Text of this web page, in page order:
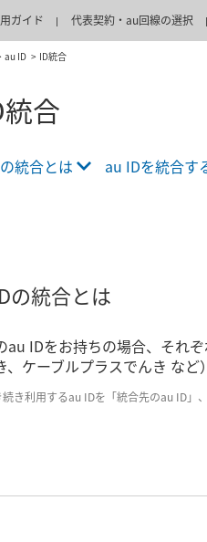
ガイド 代表契約・au回線の選択
au ID ID統合
合
統合とは au IDを統合す
の統合とは
au IDをお持ちの場合、それ
、ケーブルプラスでんき な
続き利用するau IDを「統合先のau ID」